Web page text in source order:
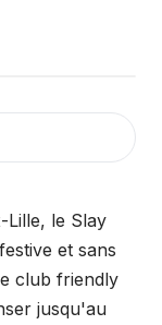
Lille, le Slay
et sans
club friendly
jusqu'au